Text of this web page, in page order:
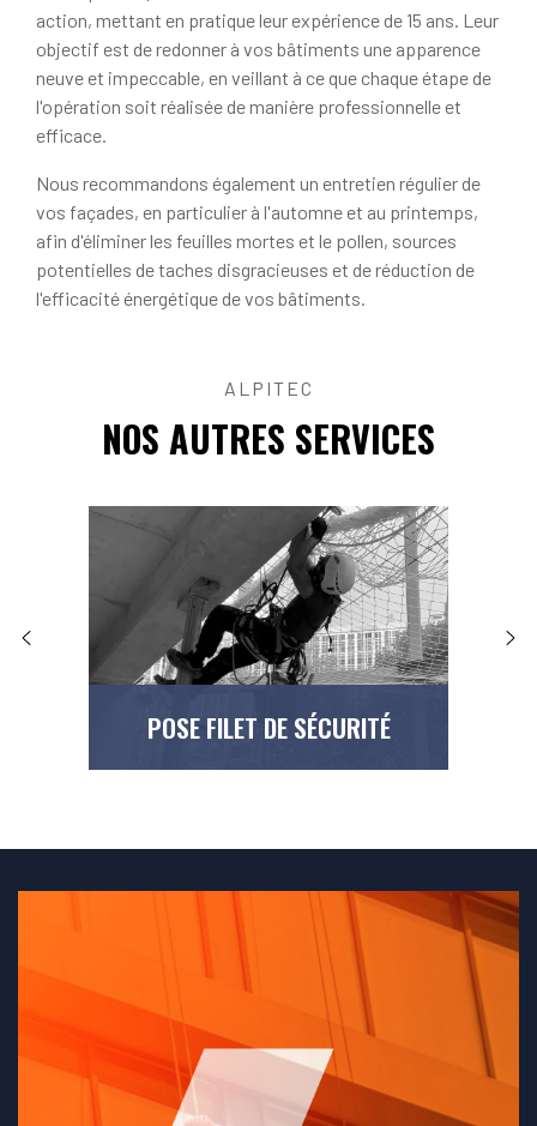
action, mettant en pratique leur expérience de 15 ans. Leur
objectif est de redonner à vos bâtiments une apparence
neuve et impeccable, en veillant à ce que chaque étape de
l'opération soit réalisée de manière professionnelle et
efficace.
Nous recommandons également un entretien régulier de
vos façades, en particulier à l'automne et au printemps,
afin d'éliminer les feuilles mortes et le pollen, sources
potentielles de taches disgracieuses et de réduction de
l'efficacité énergétique de vos bâtiments.
ALPITEC
NOS AUTRES SERVICES
POSE FILET DE SÉCURITÉ